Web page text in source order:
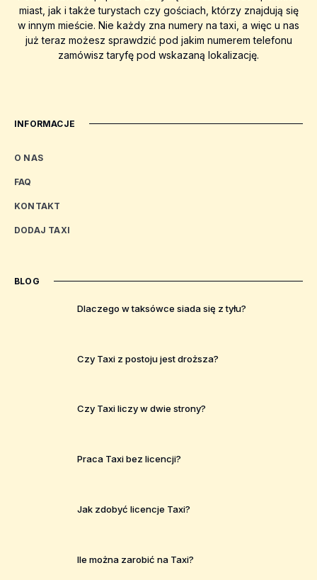
miast, jak i także turystach czy gościach, którzy znajdują się
w innym mieście. Nie każdy zna numery na taxi, a więc u nas
już teraz możesz sprawdzić pod jakim numerem telefonu
zamówisz taryfę pod wskazaną lokalizację.
INFORMACJE
O NAS
FAQ
KONTAKT
DODAJ TAXI
BLOG
Dlaczego w taksówce siada się z tyłu?
Czy Taxi z postoju jest droższa?
Czy Taxi liczy w dwie strony?
Praca Taxi bez licencji?
Jak zdobyć licencje Taxi?
Ile można zarobić na Taxi?